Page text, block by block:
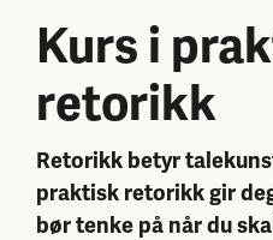
Kurs i
retorikk
Retorikk betyr
praktisk retorikk gir
bør tenke på når du